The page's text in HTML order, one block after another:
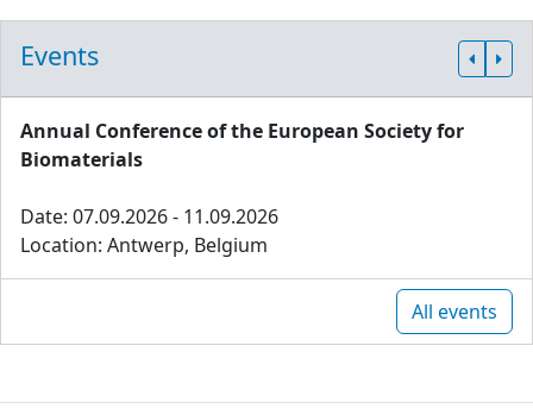
Events
Annual Conference of the European Society for
Biomaterials
Date: 07.09.2026 - 11.09.2026
Location: Antwerp, Belgium
All events